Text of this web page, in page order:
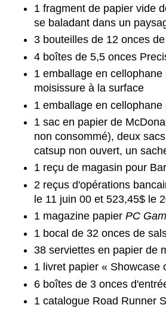
1 fragment de papier vide
se baladant dans un
3 bouteilles de 12 onces
4 boîtes de 5,5 onces
1 emballage en
moisissure à la surface
1 emballage en
1 sac en papier de
non consommé), deux
catsup non ouvert, un
1 reçu de magasin pour
2 reçus d'opérations
le 11 juin 00 et 523,45$ le
1 magazine papier PC
1 bocal de 32 onces de
38 serviettes en papier de
1 livret papier « Showcase
6 boîtes de 3 onces
1 catalogue Road Runner